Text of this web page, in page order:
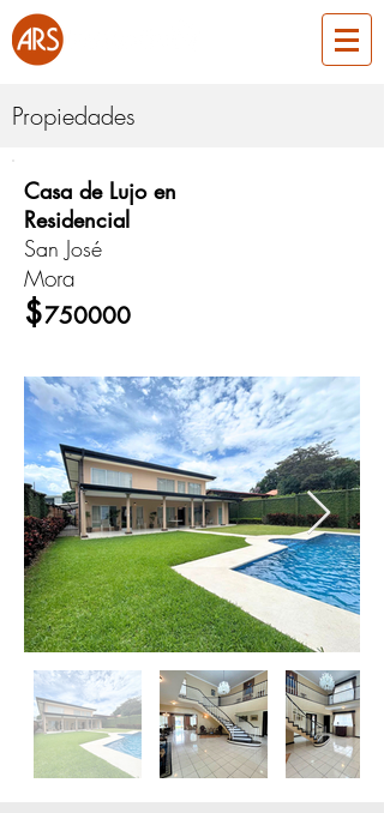
Propiedades
Casa de Lujo en
Residencial
San José
Mora
$750000